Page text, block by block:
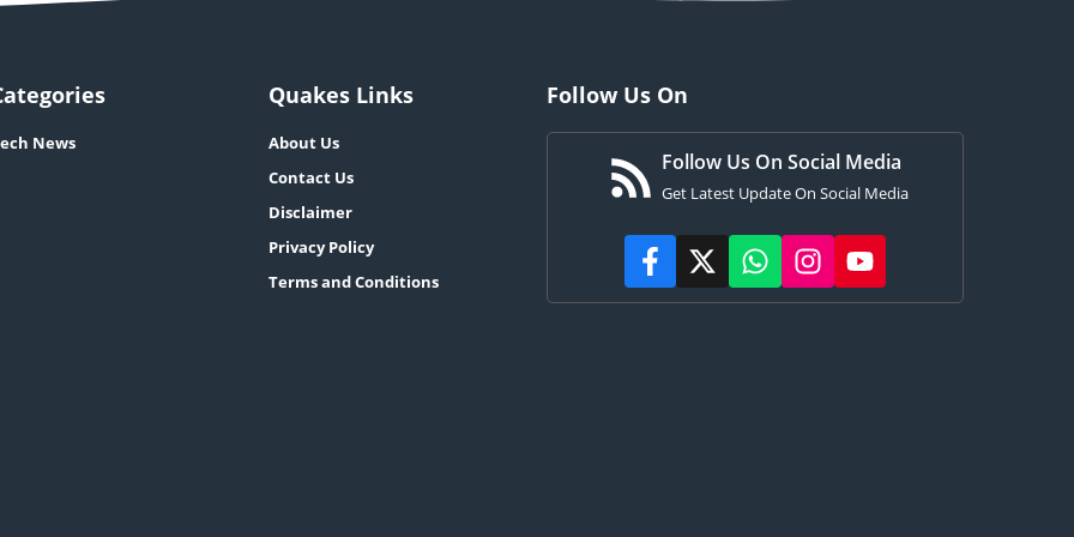
News
Quakes Links
About Us
Contact Us
Disclaimer
Privacy Policy
Terms and Conditions
Follow Us On
Follow Us On Social Media
Get Latest Update On Social Media